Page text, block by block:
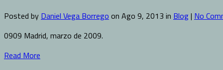
Posted by Daniel Vega Borrego on Ago 9, 2013 in Blog| No
0909 Madrid, marzo de 2009.
Read More